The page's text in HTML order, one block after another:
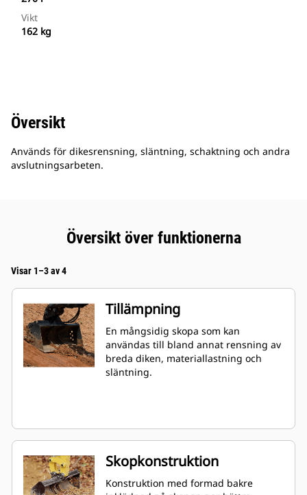
Vikt
162 kg
Översikt
Används för dikesrensning, släntning, schaktning och andra
avslutningsarbeten.
Översikt över funktionerna
Visar 1–3 av 4
Tillämpning
En mångsidig skopa som kan
användas till bland annat rensning av
breda diken, materiallastning och
släntning.
Skopkonstruktion
Konstruktion med formad bakre